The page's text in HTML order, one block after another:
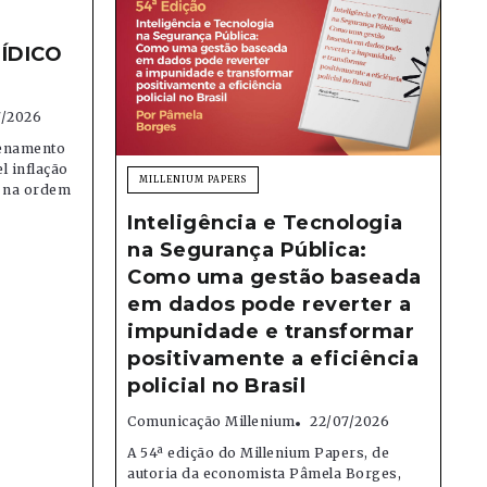
2026
inflação
ordem
MILLENIUM PAPERS
Inteligência e Tecnologia
na Segurança Pública:
Como uma gestão baseada
em dados pode reverter a
impunidade e transformar
positivamente a eficiência
policial no Brasil
Comunicação Millenium
22/07/2026
A 54ª edição do Millenium Papers, de
autoria da economista Pâmela Borges,